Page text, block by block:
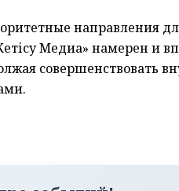
направления
Медиа» намерен и
совершенствовать